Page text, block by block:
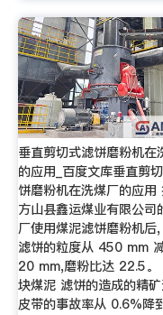
垂直剪切式滤饼磨粉机在
的应用_百度文库垂直剪
饼磨粉机在洗煤厂的应用
方山县鑫运煤业有限公司
厂使用煤泥滤饼磨粉机后
滤饼的粒度从 450 mm
20 mm,磨粉比达 22.5。
块煤泥 滤饼的造成的精
皮带的事故率从 0.6%降